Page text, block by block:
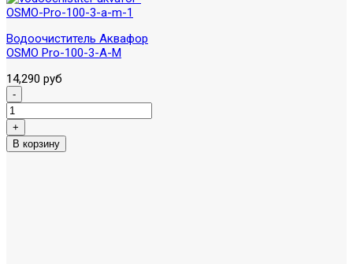
Водоочиститель Аквафор
OSMO Pro-100-3-А-М
14,290 руб